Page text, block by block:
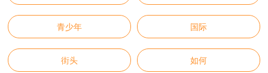
青少年 国际
街头 如何